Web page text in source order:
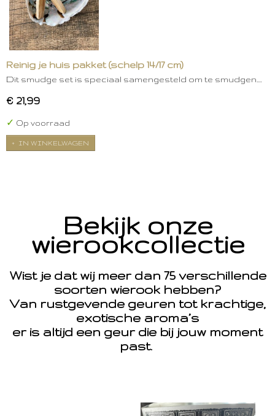
Reinig je huis pakket (schelp 14/17 cm)
Dit smudge set is speciaal samengesteld om te smudgen.…
€ 21,99
✓ Op voorraad
IN WINKELWAGEN
Bekijk onze
wierookcollectie
Wist je dat wij meer dan 75 verschillende
soorten wierook hebben?
Van rustgevende geuren tot krachtige,
exotische aroma’s
er is altijd een geur die bij jouw moment
past.